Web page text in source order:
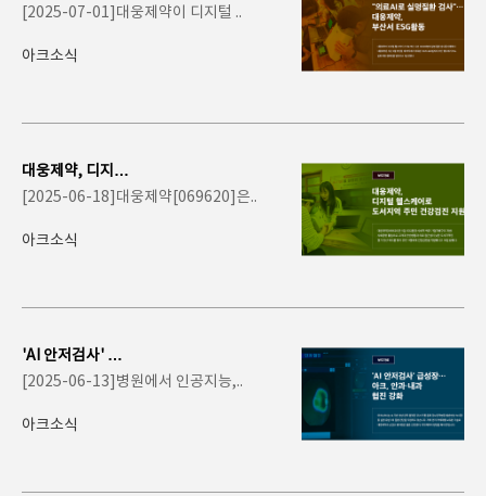
질환 검사"…대
웅제약, 부산..
[2025-07-01]대웅제약이 디지털 ..
아크소식
대웅제약, 디지털
헬스케어로 도서
지역 주민 건강검
진..
[2025-06-18]대웅제약[069620]은..
아크소식
'AI 안저검사' 급
성장…아크, 안과
·내과 ..
[2025-06-13]병원에서 인공지능,..
아크소식